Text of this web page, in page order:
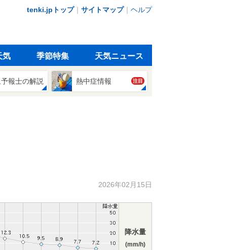
tenki.jpトップ｜ サイトマップ｜ ヘルプ
気 季節特集 天気ニュース
報士の解説 熱中症情報 注目
2026年02月15日
降水量
(mm/h)